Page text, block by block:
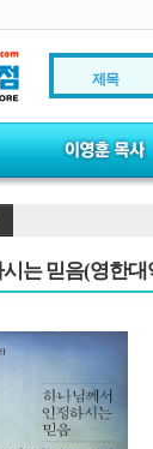
제목
는 믿음(영한대